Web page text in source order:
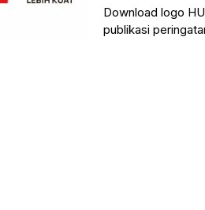
Download logo
publikasi